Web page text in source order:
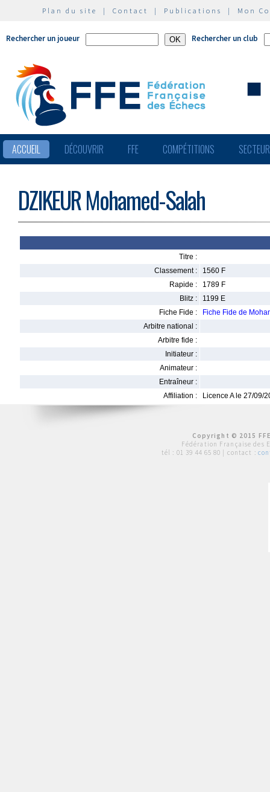
Plan du site | Contact | Publications | Mon
Rechercher un joueur Rechercher un club
ACCUEIL DÉCOUVRIR FFE COMPÉTITIONS
DZIKEUR Mohamed-Salah
Titre :
Classement :
1560 F
Rapide :
1789 F
Blitz :
1199 E
Fiche Fide :
Fiche Fide de
Arbitre national :
Arbitre fide :
Initiateur :
Animateur :
Entraîneur :
Affiliation :
Licence A le 27/09/
Copyright © 2015
Fédération Française des
tél : 01 39 44 65 80 | contact :